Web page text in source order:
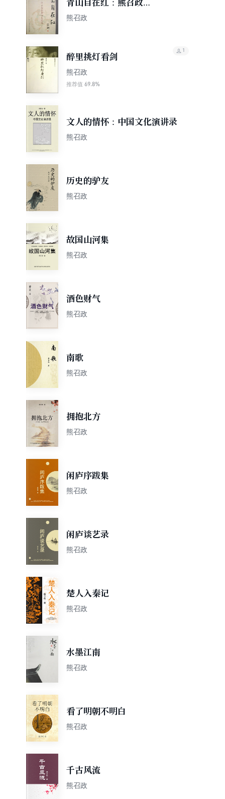
青山自在红：熊召政悟
禅读史随笔
熊召政
醉里挑灯看剑
熊召政
推荐值 69.8%
1
文人的情怀：中国文化演讲录
熊召政
历史的驴友
熊召政
故国山河集
熊召政
酒色财气
熊召政
南歌
熊召政
拥抱北方
熊召政
闲庐序跋集
熊召政
闲庐谈艺录
熊召政
楚人入秦记
熊召政
水墨江南
熊召政
看了明朝不明白
熊召政
千古风流
熊召政